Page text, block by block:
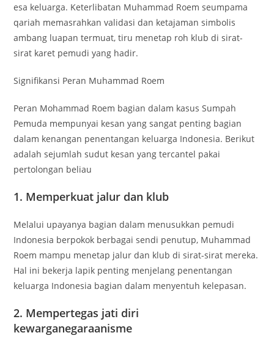
esa keluarga. Keterlibatan Muhammad Roem seumpama
qariah memasrahkan validasi dan ketajaman simbolis
ambang luapan termuat, tiru menetap roh klub di sirat-
sirat karet pemudi yang hadir.
Signifikansi Peran Muhammad Roem
Peran Mohammad Roem bagian dalam kasus Sumpah
Pemuda mempunyai kesan yang sangat penting bagian
dalam kenangan penentangan keluarga Indonesia. Berikut
adalah sejumlah sudut kesan yang tercantel pakai
pertolongan beliau
1. Memperkuat jalur dan klub
Melalui upayanya bagian dalam menusukkan pemudi
Indonesia berpokok berbagai sendi penutup, Muhammad
Roem mampu menetap jalur dan klub di sirat-sirat mereka.
Hal ini bekerja lapik penting menjelang penentangan
keluarga Indonesia bagian dalam menyentuh kelepasan.
2. Mempertegas jati diri
kewarganegaraanisme